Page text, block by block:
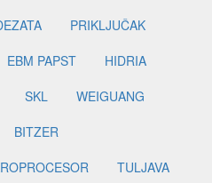
PRIKLJUČAK
EBM PAPST
HIDRIA
SKL
WEIGUANG
BITZER
TULJAVA